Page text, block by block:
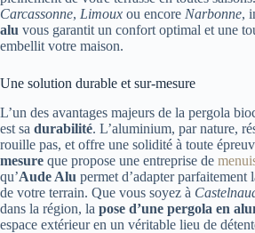
Carcassonne, Limoux ou encore Narbonne,
alu vous garantit un confort optimal et une
embellit votre maison.
Une solution durable et sur-mesure
L’un des avantages majeurs de la pergola
est sa durabilité. L’aluminium, par nature,
rouille pas, et offre une solidité à toute
mesure que propose une entreprise de
qu’Aude Alu permet d’adapter
de votre terrain. Que vous soyez à
dans la région, la pose d’une pergola en
espace extérieur en un véritable lieu de